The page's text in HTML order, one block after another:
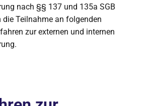
nach §§ 137 und 135a SGB
die Teilnahme an folgenden
zur externen und internen